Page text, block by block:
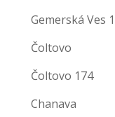
Gemerská Ves
Čoltovo
Čoltovo 174
Chanava